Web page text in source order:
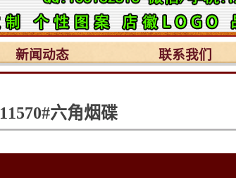
新闻动态 联系我们
11570#六角烟碟